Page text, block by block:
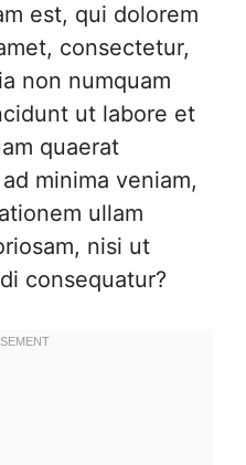
est, qui dolorem
consectetur,
non numquam
ut labore et
quaerat
minima veniam,
ullam
nisi ut
consequatur?